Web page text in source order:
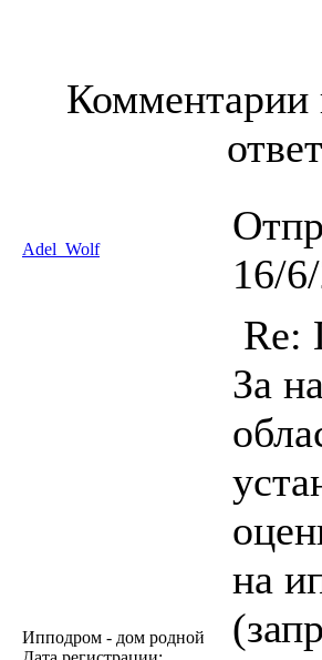
Adel_Wolf
16/
Ипподром - дом родной
Re:
За
на